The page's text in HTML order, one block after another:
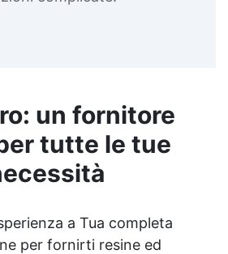
un fornitore
tutte le tue
a Tua completa
per fornirti resine ed